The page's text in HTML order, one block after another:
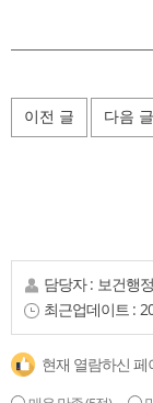
이전 글 다음 글
담당자 : 보건행
최근업데이트 :
현재 열람하신